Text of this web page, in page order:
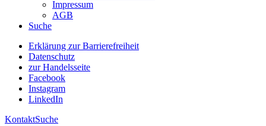
Impressum
AGB
Suche
Erklärung zur Barrierefreiheit
Datenschutz
zur Handelsseite
Facebook
Instagram
LinkedIn
KontaktSuche